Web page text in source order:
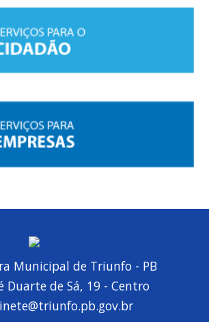
Municipal de Triunfo - PB
Duarte de Sá, 19 - Centro